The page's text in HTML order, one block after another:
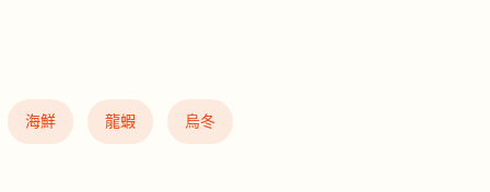
海鮮 龍蝦 烏冬